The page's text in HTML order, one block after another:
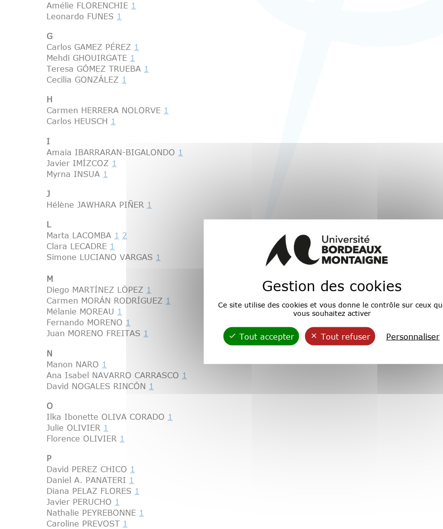
Amélie FLORENCHIE 1
Leonardo FUNES 1
G
Carlos GAMEZ PÉREZ 1
Mehdi GHOUIRGATE 1
Teresa GÓMEZ TRUEBA 1
Cecilia GONZÁLEZ 1
H
Carmen HERRERA NOLORVE 1
Carlos HEUSCH
1
I
Amaia IBARRARAN-BIGALONDO 1
Javier IMÍZCOZ 1
Myrna INSUA 1
J
Hélène JAWHARA PIÑER 1
L
Marta LACOMBA 1
2
Clara LECADRE 1
Simone LUCIANO VARGAS 1
M
Diego MARTÍNEZ LÓPEZ 1
Carmen MORÁN RODRÍGUEZ 1
Mélanie MOREAU 1
Fernando MORENO 1
Juan MORENO FREITAS 1
N
Manon NARO 1
Ana Isabel NAVARRO CARRASCO 1
David NOGALES RINCÓN 1
O
Ilka Ibonette OLIVA CORADO 1
Julie OLIVIER 1
Florence OLIVIER 1
P
David PEREZ CHICO 1
Daniel A. PANATERI 1
Diana PELAZ FLORES 1
Javier PERUCHO 1
Nathalie PEYREBONNE 1
Caroline PREVOST 1
Gestion des cookies
Ce site utilise des cookies et vous donne le contrôle sur ceux
vous souhaitez activer
Tout accepter Tout refuser Personnaliser